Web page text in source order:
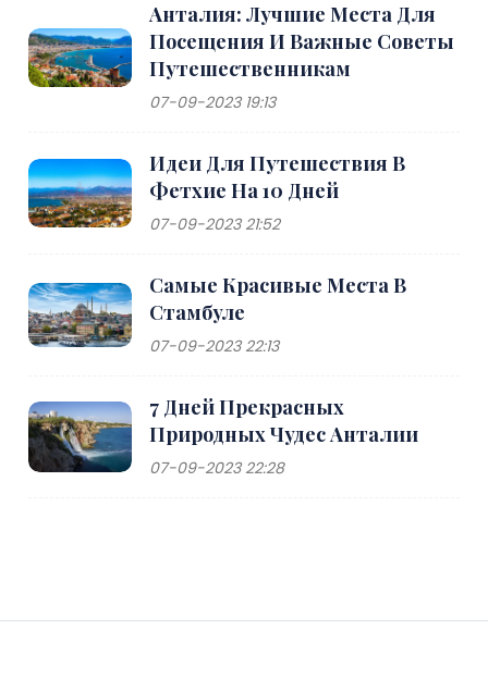
Анталия: Лучшие Места Для
Посещения И Важные Советы
Путешественникам
07-09-2023 19:13
Идеи Для Путешествия В
Фетхие На 10 Дней
07-09-2023 21:52
Самые Красивые Места В
Стамбуле
07-09-2023 22:13
7 Дней Прекрасных
Природных Чудес Анталии
07-09-2023 22:28